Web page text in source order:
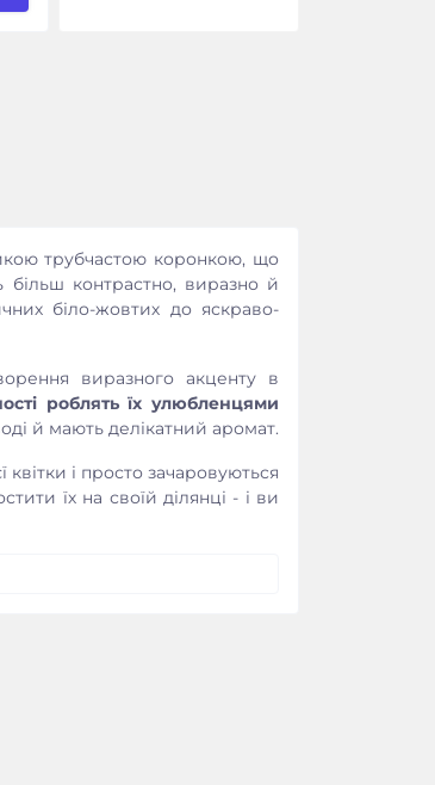
трубчастою коронкою, що
більш контрастно, виразно й
біло-жовтих до яскраво-
виразного акценту в
роблять їх улюбленцями
й мають делікатний аромат.
і просто зачаровуються
їх на своїй ділянці - і ви